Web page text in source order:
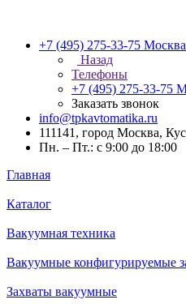
+7 (495) 275-33-75 Москва
Назад
Телефоны
+7 (495) 275-33-75
Заказать звонок
info@tpkavtomatika.ru
111141, город Москва,
Пн. – Пт.: с 9:00 до 18:00
Главная
Каталог
Вакуумная техника
Вакуумные конфигурируемые
Захваты вакуумные